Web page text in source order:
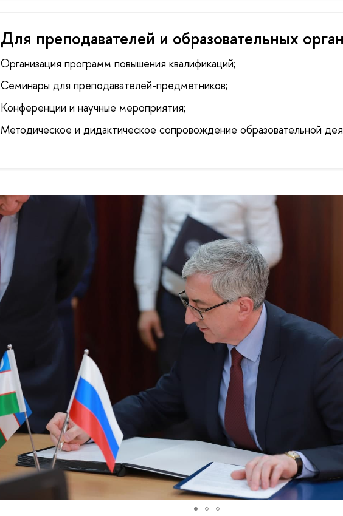
Для преподавателей и образовательных
Организация программ повышения квалификаций;
Семинары для преподавателей-предметников;
Конференции и научные мероприятия;
Методическое и дидактическое сопровождение образовательной